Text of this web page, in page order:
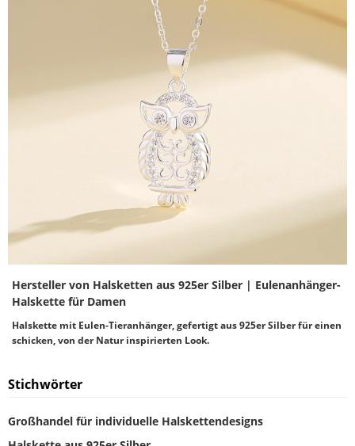
Hersteller von Halsketten aus 925er Silber | Eulenanhänger-
Halskette für Damen
Halskette mit Eulen-Tieranhänger, gefertigt aus 925er Silber für einen
schicken, von der Natur inspirierten Look.
Stichwörter
Großhandel für individuelle Halskettendesigns